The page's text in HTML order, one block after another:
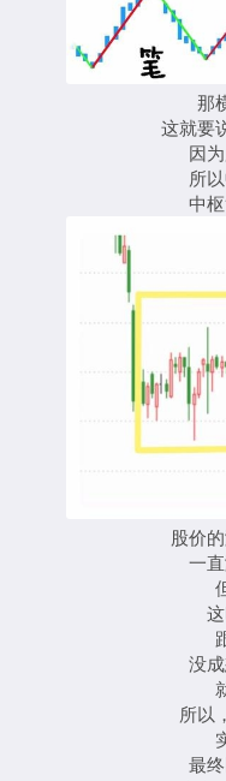
那
这就要
因
所
中
股价
一
没
所以
最